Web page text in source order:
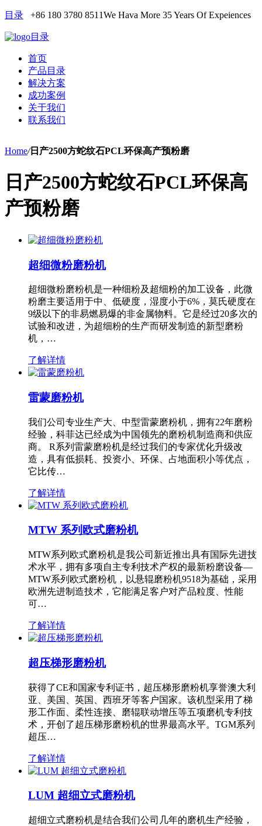
目录 +86 180 3780 8511We Hava More 35 Years Of Expeiences
目录
首页
产品目录
解决方案
成功案例
关于我们
联系我们
Home/日产2500方蛇纹石PCL环保高产预粉磨
日产2500方蛇纹石PCL环保高
产预粉磨
超细微粉磨粉机
超细微粉磨粉机是一种细粉及超细粉的加工设备，此微
粉磨主要适用于中、低硬度，湿度小于6%，莫氏硬度在
9级以下的非易燃易爆的非金属物料。它是经过20多次的
试验和改进，为超细粉的生产而研发制造的新型磨粉
机，…
了解详情
雷蒙磨粉机
我们公司专业生产大、中型雷蒙磨粉机，拥有22年磨粉
经验，科菲达已经成为中国领先的磨粉机制造商和供应
商。 R系列雷蒙磨粉机是经过我们的专家优化升级改
造，具有低损耗、投资小、环保、占地面积小等优点，
它比传…
了解详情
MTW 系列欧式磨粉机
MTW系列欧式磨粉机是我公司新近推出具有国际先进技
术水平，拥有多项自主专利技术产权的最新粉磨设备—
MTW系列欧式磨粉机，以悬辊磨粉机9518为基础，采用
欧洲先进制造技术，它能满足客户对产品粒度、性能
可…
了解详情
超压梯形磨粉机
获得了CE和国家专利证书，超压梯形磨粉机享誉澳大利
亚、美国、英国、西班牙等客户国家。该机型采用了梯
形工作面、柔性连接、磨辊联动增压等五项磨机专利技
术，开创了超压梯形磨粉机的世界最高水平。TGM系列
超压…
了解详情
LUM 超细立式磨粉机
超细立式磨粉机是结合我们公司几年的磨机生产经验，